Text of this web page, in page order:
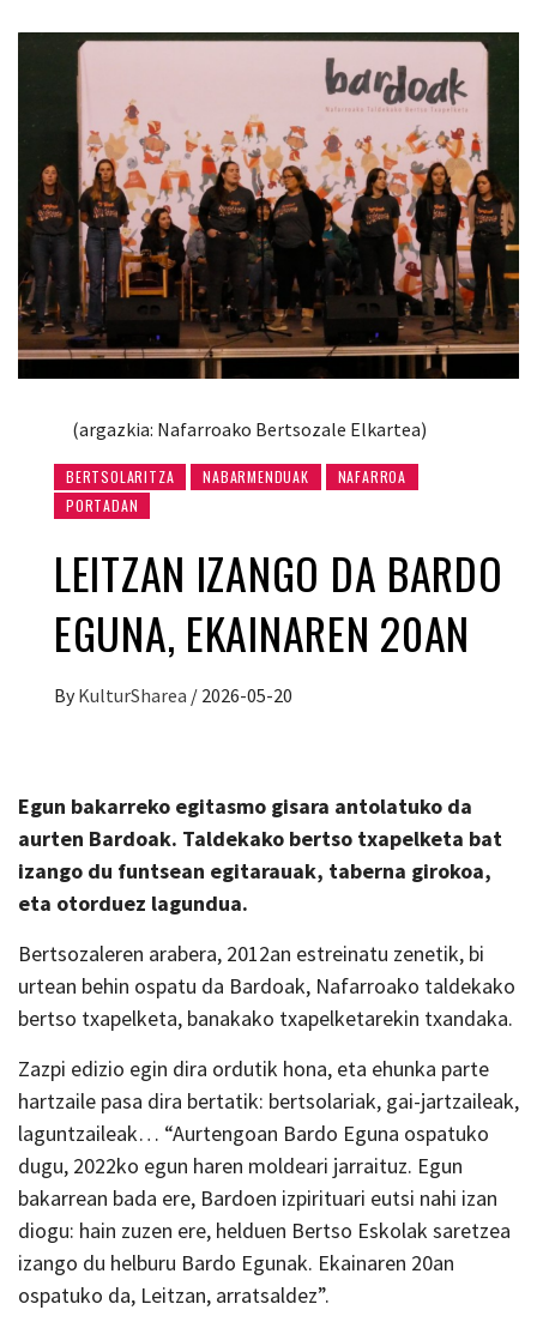
(argazkia: Nafarroako Bertsozale Elkartea)
BERTSOLARITZA NABARMENDUAK
NAFARROA
PORTADAN
LEITZAN IZANGO DA BARDO
EGUNA, EKAINAREN 20AN
By KulturSharea / 2026-05-20
Egun bakarreko egitasmo gisara antolatuko da
aurten Bardoak. Taldekako bertso txapelketa bat
izango du funtsean egitarauak, taberna girokoa,
eta otorduez lagundua.
Bertsozaleren arabera, 2012an estreinatu zenetik, bi
urtean behin ospatu da Bardoak, Nafarroako taldekako
bertso txapelketa, banakako txapelketarekin txandaka.
Zazpi edizio egin dira ordutik hona, eta ehunka parte
hartzaile pasa dira bertatik: bertsolariak, gai-jartzaileak,
laguntzaileak… “Aurtengoan Bardo Eguna ospatuko
dugu, 2022ko egun haren moldeari jarraituz. Egun
bakarrean bada ere, Bardoen izpirituari eutsi nahi izan
diogu: hain zuzen ere, helduen Bertso Eskolak saretzea
izango du helburu Bardo Egunak. Ekainaren 20an
ospatuko da, Leitzan, arratsaldez”.